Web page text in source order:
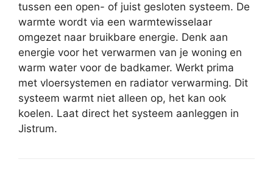
tussen een open- of juist gesloten systeem. De
warmte wordt via een warmtewisselaar
omgezet naar bruikbare energie. Denk aan
energie voor het verwarmen van je woning en
warm water voor de badkamer. Werkt prima
met vloersystemen en radiator verwarming. Dit
systeem warmt niet alleen op, het kan ook
koelen. Laat direct het systeem aanleggen in
Jistrum.